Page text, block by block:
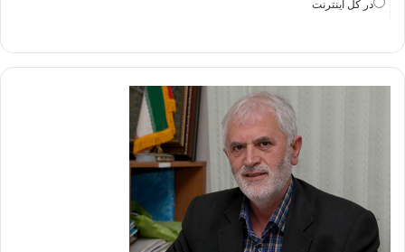
در كل اينترنت